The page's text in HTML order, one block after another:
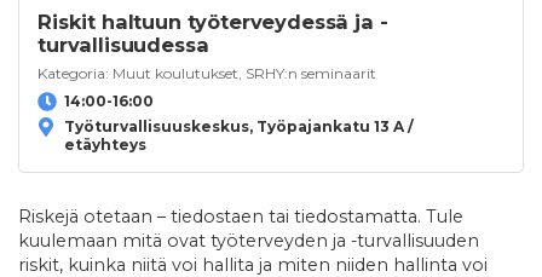
Riskit haltuun työterveydessä ja -
turvallisuudessa
Kategoria: Muut koulutukset, SRHY:n seminaarit
14:00-16:00
Työturvallisuuskeskus, Työpajankatu 13 A /
etäyhteys
Riskejä otetaan – tiedostaen tai tiedostamatta. Tule
kuulemaan mitä ovat työterveyden ja -turvallisuuden
riskit, kuinka niitä voi hallita ja miten niiden hallinta voi